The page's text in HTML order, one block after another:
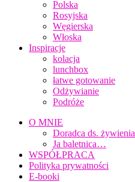
Polska
Rosyjska
Węgierska
Włoska
Inspiracje
kolacja
lunchbox
łatwe gotowanie
Odżywianie
Podróże
O MNIE
Doradca ds. żywienia
Ja baletnica…
WSPÓŁPRACA
Polityka prywatności
E-booki